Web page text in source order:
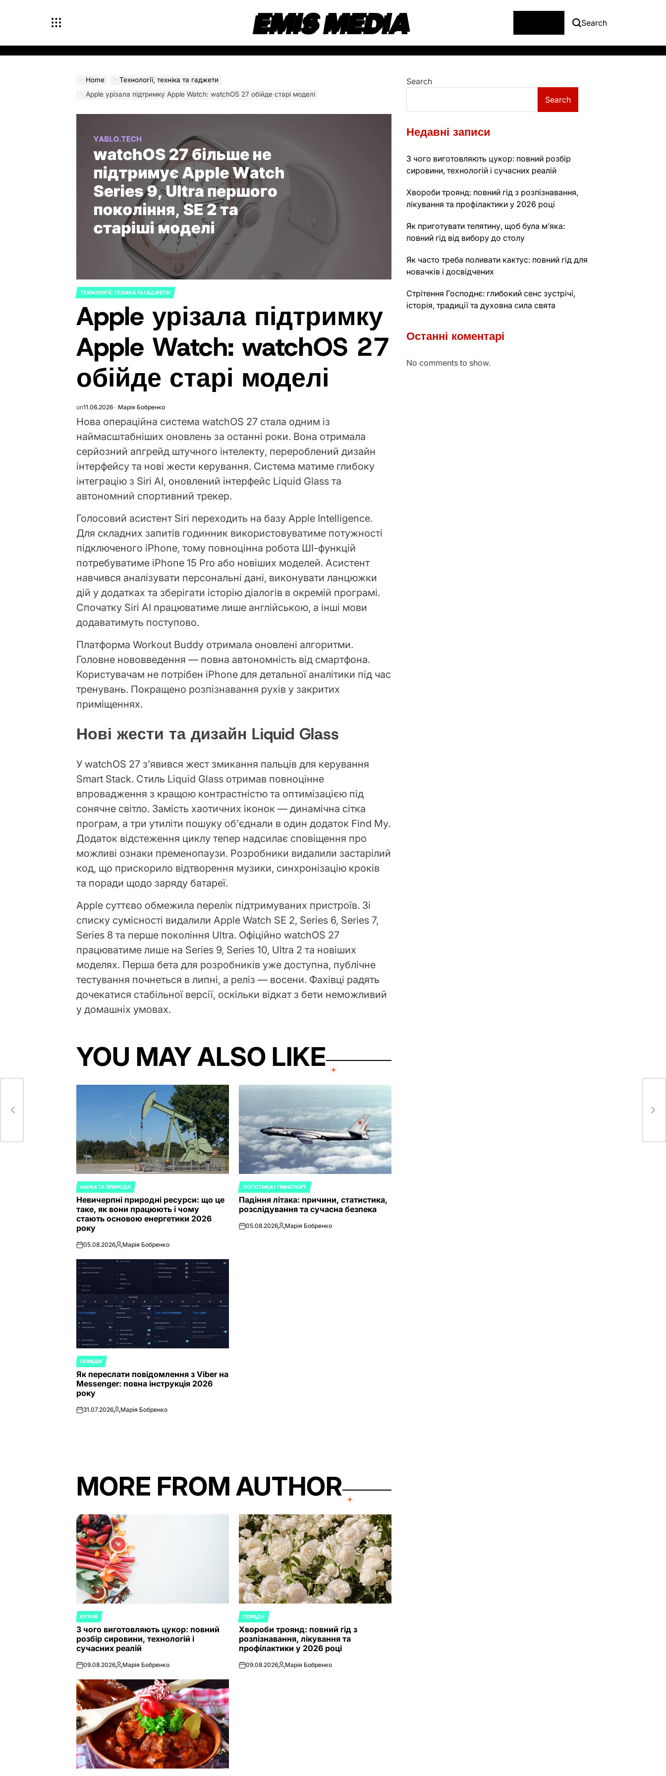
EMIS MEDIA Search
Home
Технології, техніка та гаджети
Apple урізала підтримку Apple Watch: watchOS 27 обійде старі моделі
POSTED
ТЕХНОЛОГІЇ, ТЕХНІКА ТА ГАДЖЕТИ
Apple урізала підтримку
Apple Watch: watchOS 27
обійде старі моделі
on11.06.2026 Марія Бобренко
Нова операційна система watchOS 27 стала одним із
наймасштабніших оновлень за останні роки. Вона отримала
серйозний апгрейд штучного інтелекту, перероблений дизайн
інтерфейсу та нові жести керування. Система матиме глибоку
інтеграцію з Siri AI, оновлений інтерфейс Liquid Glass та
автономний спортивний трекер.
Голосовий асистент Siri переходить на базу Apple Intelligence.
Для складних запитів годинник використовуватиме потужності
підключеного iPhone, тому повноцінна робота ШІ-функцій
потребуватиме iPhone 15 Pro або новіших моделей. Асистент
навчився аналізувати персональні дані, виконувати ланцюжки
дій у додатках та зберігати історію діалогів в окремій програмі.
Спочатку Siri AI працюватиме лише англійською, а інші мови
додаватимуть поступово.
Платформа Workout Buddy отримала оновлені алгоритми.
Головне нововведення — повна автономність від смартфона.
Користувачам не потрібен iPhone для детальної аналітики під час
тренувань. Покращено розпізнавання рухів у закритих
приміщеннях.
Нові жести та дизайн Liquid Glass
У watchOS 27 з’явився жест змикання пальців для керування
Smart Stack. Стиль Liquid Glass отримав повноцінне
впровадження з кращою контрастністю та оптимізацією під
сонячне світло. Замість хаотичних іконок — динамічна сітка
програм, а три утиліти пошуку об’єднали в один додаток Find My.
Додаток відстеження циклу тепер надсилає сповіщення про
можливі ознаки пременопаузи. Розробники видалили застарілий
код, що прискорило відтворення музики, синхронізацію кроків
та поради щодо заряду батареї.
Apple суттєво обмежила перелік підтримуваних пристроїв. Зі
списку сумісності видалили Apple Watch SE 2, Series 6, Series 7,
Series 8 та перше покоління Ultra. Офіційно watchOS 27
працюватиме лише на Series 9, Series 10, Ultra 2 та новіших
моделях. Перша бета для розробників уже доступна, публічне
тестування почнеться в липні, а реліз — восени. Фахівці радять
дочекатися стабільної версії, оскільки відкат з бети неможливий
у домашніх умовах.
YOU MAY ALSO LIKE
POSTED
IN
НАУКА ТА ПРИРОДА
Невичерпні природні ресурси: що це
таке, як вони працюють і чому
стають основою енергетики 2026
року
on05.08.2026Posted
Марія Бобренко
POSTED
IN
ЛОГІСТИКА І ТРАНСПОРТ
Падіння літака: причини, статистика,
розслідування та сучасна безпека
on05.08.2026Posted
Марія Бобренко
POSTED
IN
ПОРАДИ
Як переслати повідомлення з Viber на
Messenger: повна інструкція 2026
року
on31.07.2026Posted
Марія Бобренко
MORE FROM AUTHOR
POSTED
IN
КУХНЯ
З чого виготовляють цукор: повний
розбір сировини, технологій і
сучасних реалій
on09.08.2026Posted
Марія Бобренко
POSTED
IN
ПОРАДИ
Хвороби троянд: повний гід з
розпізнавання, лікування та
профілактики у 2026 році
on09.08.2026Posted
Марія Бобренко
Search
Search
Недавні записи
З чого виготовляють цукор: повний розбір
сировини, технологій і сучасних реалій
Хвороби троянд: повний гід з розпізнавання,
лікування та профілактики у 2026 році
Як приготувати телятину, щоб була м’яка:
повний гід від вибору до столу
Як часто треба поливати кактус: повний гід для
новачків і досвідчених
Стрітення Господнє: глибокий сенс зустрічі,
історія, традиції та духовна сила свята
Останні коментарі
No comments to show.